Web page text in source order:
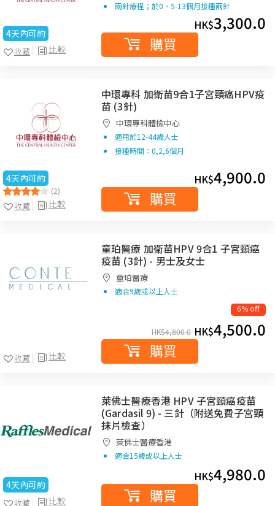
4天內可約
比較
收藏
兩針療程；於0、5-13個月接種兩針
HK$3,300.0
購買
4天內可約
(2)
比較
收藏
中環專科 加衛苗9合1子宮頸癌HPV疫
苗 (3針)
中環專科體檢中心
適用於12-44歲人士
接種時間：0,2,6個月
HK$4,900.0
購買
比較
收藏
童珀醫療 加衛苗HPV 9合1 子宮頸癌
疫苗 (3針) - 男士及女士
童珀醫療
適合9歲或以上人士
6% off
HK$4,800.0 HK$4,500.0
購買
4天內可約
比較
收藏
萊佛士醫療香港 HPV 子宮頸癌疫苗
(Gardasil 9) - 三針（附送免費子宮頸
抹片檢查）
萊佛士醫療香港
適合15歲或以上人士
HK$4,980.0
購買